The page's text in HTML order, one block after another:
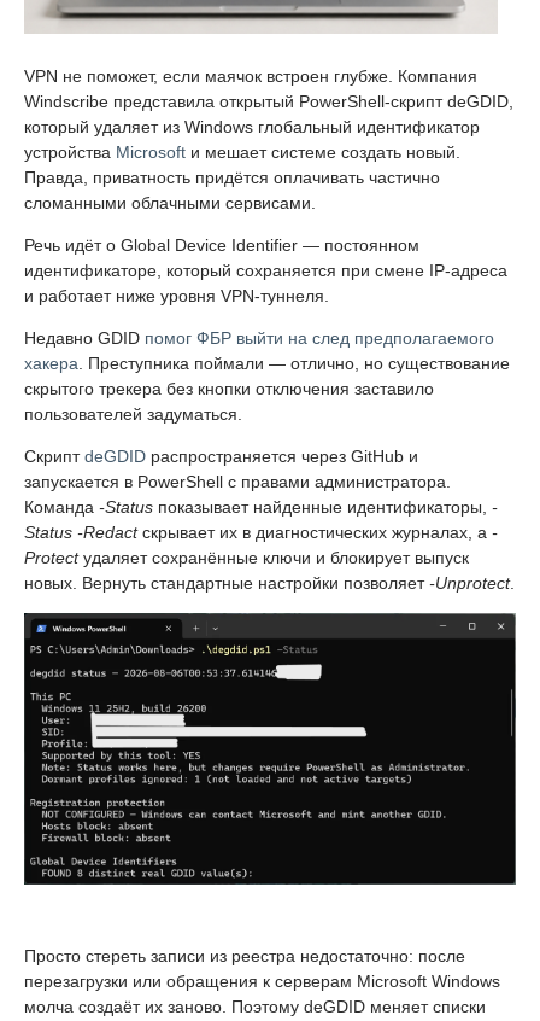
VPN не поможет, если маячок встроен глубже. Компания
Windscribe представила открытый PowerShell-скрипт deGDID,
который удаляет из Windows глобальный идентификатор
устройства Microsoft и мешает системе создать новый.
Правда, приватность придётся оплачивать частично
сломанными облачными сервисами.
Речь идёт о Global Device Identifier — постоянном
идентификаторе, который сохраняется при смене IP-адреса
и работает ниже уровня VPN-туннеля.
Недавно GDID помог ФБР выйти на след предполагаемого
хакера . Преступника поймали — отлично, но существование
скрытого трекера без кнопки отключения заставило
пользователей задуматься.
СкриптdeGDID распространяется через GitHub и
запускается в PowerShell с правами администратора.
Команда -Status показывает найденные идентификаторы, -
Status -Redactскрывает их в диагностических журналах, а -
Protectудаляет сохранённые ключи и блокирует выпуск
новых. Вернуть стандартные настройки позволяет-Unprotect.
Просто стереть записи из реестра недостаточно: после
перезагрузки или обращения к серверам Microsoft Windows
молча создаёт их заново. Поэтому deGDID меняет списки